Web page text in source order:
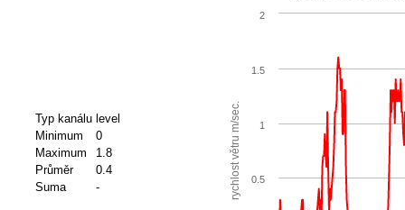
Typ kanálu level
Minimum
0
Maximum
1.8
Průměr
0.4
Suma
- rychlost větru m/sec. 0.5
1
1.5
2